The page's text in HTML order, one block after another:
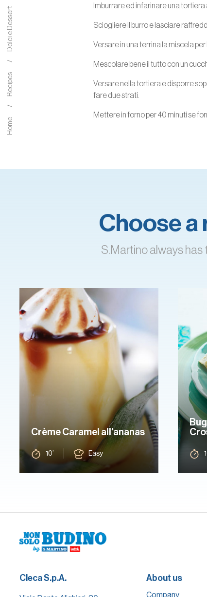
Home
Recipes
Dolci e Dessert
Imburrare ed infarinare una tortiera
Sciogliere il burro e lasciare
Versare in una terrina la miscela
Mescolare bene il tutto con un
Versare nella tortiera e disporre
fare due strati.
Mettere in forno per 40 minuti se
Choose a
S.Martino always
Crème Caramel all'ananas
10’ Easy
Cleca S.p.A. About us
Company